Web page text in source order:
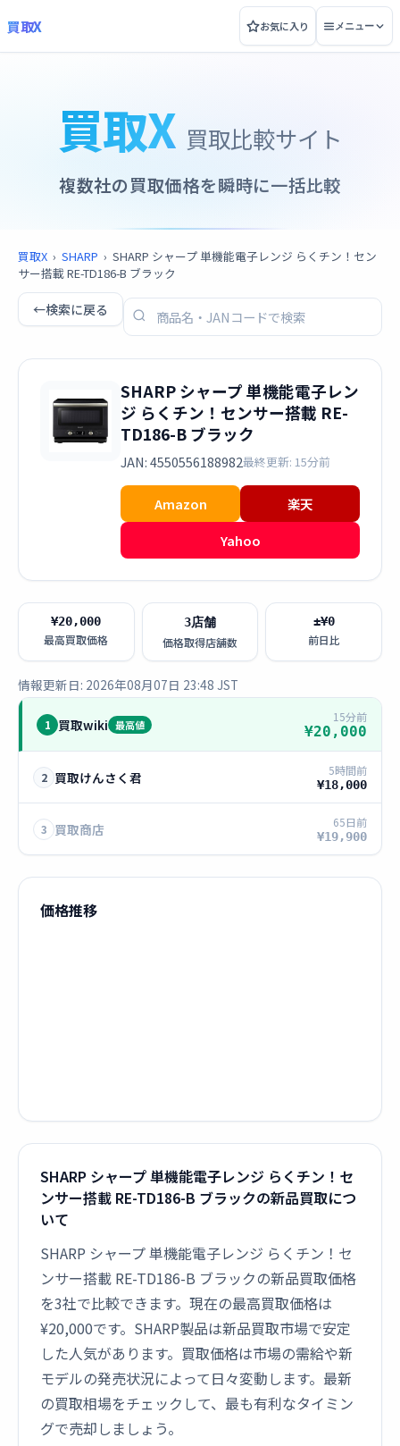
買取X お気に入り メニュー
買取X 買取比較サイト
複数社の買取価格を瞬時に一括比較
買取X › SHARP › SHARP シャープ 単機能電子レンジ らくチン！セン
サー搭載 RE-TD186-B ブラック
←検索に戻る
SHARP シャープ 単機能電子レン
ジ らくチン！センサー搭載 RE-
TD186-B ブラック
JAN: 4550556188982最終更新: 15分前
Amazon
楽天
Yahoo
¥20,000
最高買取価格
3店舗
価格取得店舗数
±¥0
前日比
情報更新日: 2026年08月07日 23:48 JST
1 買取wiki 最高値
15分前
¥20,000
2 買取けんさく君 5時間前
¥18,000
3 買取商店 65日前
¥19,900
価格推移
SHARP シャープ 単機能電子レンジ らくチン！セ
ンサー搭載 RE-TD186-B ブラックの新品買取につ
いて
SHARP シャープ 単機能電子レンジ らくチン！セ
ンサー搭載 RE-TD186-B ブラックの新品買取価格
を3社で比較できます。現在の最高買取価格は
¥20,000です。SHARP製品は新品買取市場で安定
した人気があります。買取価格は市場の需給や新
モデルの発売状況によって日々変動します。最新
の買取相場をチェックして、最も有利なタイミン
グで売却しましょう。